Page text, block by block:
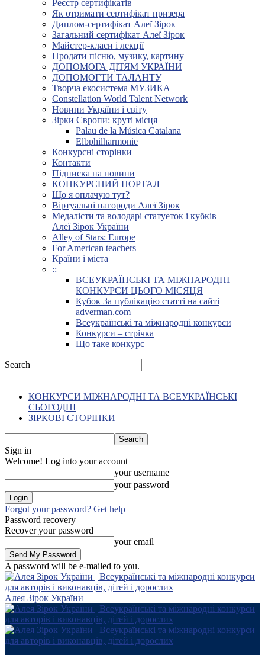
Реєстр сертифікатів
Як отримати сертифікат призера
Диплом-сертифікат Алеї Зірок
Загальний сертифікат Алеї Зірок
Майстер-класи і лекції
Продати пісню, музику, картину
ДОПОМОГА ДІТЯМ УКРАЇНИ
ДОПОМОГТИ ТАЛАНТУ
Творча екосистема МУЗИКА
Constellation World Talent Network
Новини України і світу
Зірки Європи: круті місця
Palau de la Música Catalana
Elbphilharmonie
Конкурсні сторінки
Контакти
Підписка на новини
КОНКУРСНИЙ ПОРТАЛ
Що я оплачую тут?
Віртуальні нагороди Алеї Зірок
Медалісти та володарі статуеток і кубків
Алеї Зірок України
Alley of Stars: Europe
For American teachers
Країни і міста
::
ВСЕУКРАЇНСЬКІ ТА МІЖНАРОДНІ
КОНКУРСИ ЦЬОГО МІСЯЦЯ
Кубок За публікацію статті на сайті
adverman.com
Всеукраїнські та міжнародні конкурси
Конкурси – стрічка
Що таке конкурс
Search
КОНКУРСИ МІЖНАРОДНІ ТА ВСЕУКРАЇНСЬКІ
СЬОГОДНІ
ЗІРКОВІ СТОРІНКИ
Sign in
Welcome! Log into your account
your username
your password
Forgot your password? Get help
Password recovery
Recover your password
your email
A password will be e-mailed to you.
Алея Зірок України